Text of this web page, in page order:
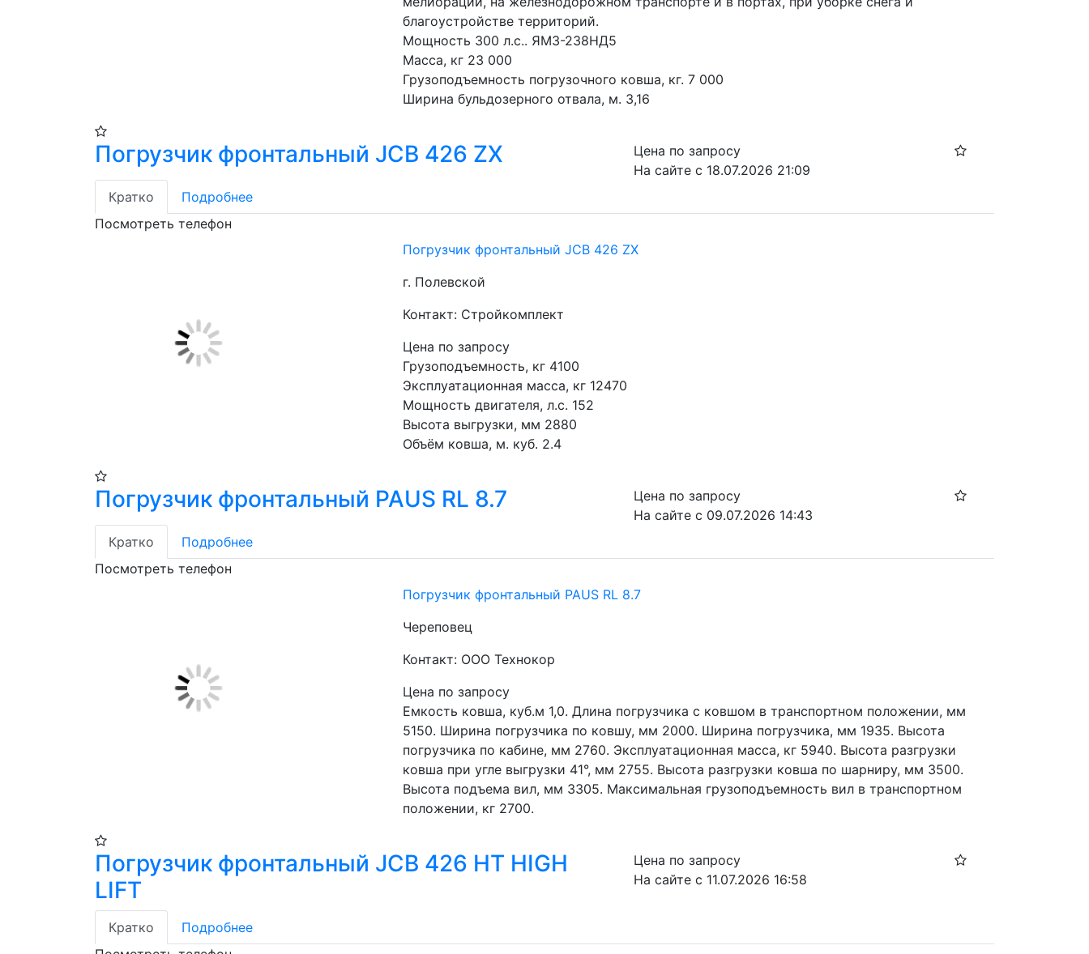
благоустройстве территорий.
Мощность 300 л.с.. ЯМЗ-238НД5
Масса, кг 23 000
Грузоподъемность погрузочного ковша, кг. 7 000
Ширина бульдозерного отвала, м. 3,16
Погрузчик фронтальный JCB 426 ZX
Цена по запросу
На сайте с 18.07.2026 21:09
Кратко
Подробнее
Посмотреть телефон
Погрузчик фронтальный JCB 426 ZX
г. Полевской
Контакт: Стройкомплект
Цена по запросу
Грузоподъемность, кг 4100
Эксплуатационная масса, кг 12470
Мощность двигателя, л.с. 152
Высота выгрузки, мм 2880
Объём ковша, м. куб. 2.4
Погрузчик фронтальный PAUS RL 8.7
Цена по запросу
На сайте с 09.07.2026 14:43
Кратко
Подробнее
Посмотреть телефон
Погрузчик фронтальный PAUS RL 8.7
Череповец
Контакт: ООО Технокор
Цена по запросу
Емкость ковша, куб.м 1,0. Длина погрузчика с ковшом в транспортном положении, мм
5150. Ширина погрузчика по ковшу, мм 2000. Ширина погрузчика, мм 1935. Высота
погрузчика по кабине, мм 2760. Эксплуатационная масса, кг 5940. Высота разгрузки
ковша при угле выгрузки 41°, мм 2755. Высота разгрузки ковша по шарниру, мм 3500.
Высота подъема вил, мм 3305. Максимальная грузоподъемность вил в транспортном
положении, кг 2700.
Погрузчик фронтальный JCB 426 HT HIGH
LIFT
Цена по запросу
На сайте с 11.07.2026 16:58
Кратко
Подробнее